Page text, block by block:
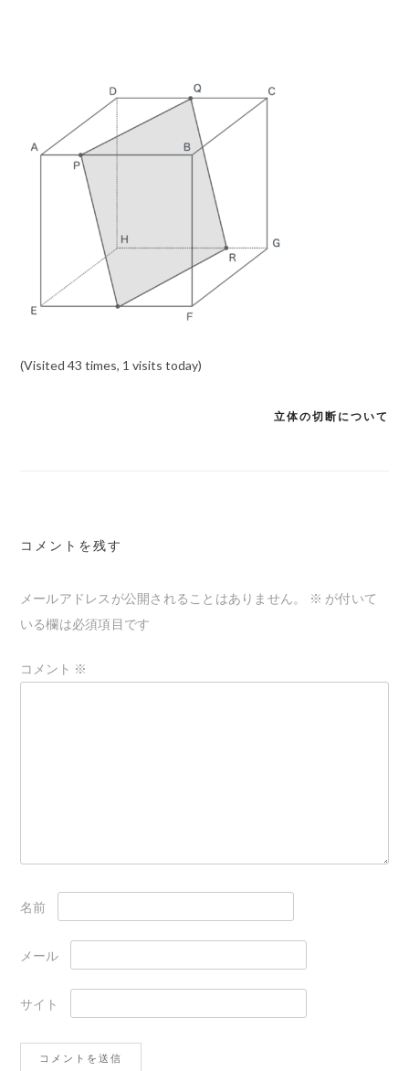
(Visited 43 times, 1 visits today)
ゲ
シ
ン
立体の切断について
コメントを残す
メールアドレスが公開されることはありません。 ※ が付いて
いる欄は必須項目です
コメント ※
名前
メール
サイト